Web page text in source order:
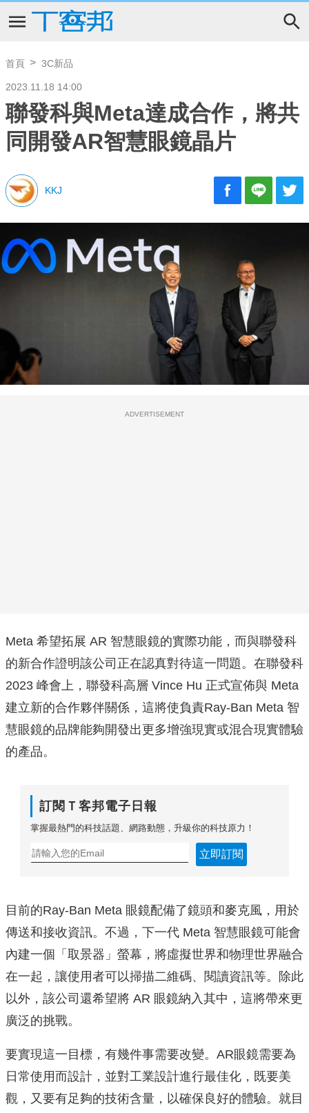
首頁 3C新品
2023.11.18 14:00
聯發科與Meta達成合作，將共
同開發AR智慧眼鏡晶片
KKJ
ADVERTISEMENT
Meta 希望拓展 AR 智慧眼鏡的實際功能，而與聯發科
的新合作證明該公司正在認真對待這一問題。在聯發科
2023 峰會上，聯發科高層 Vince Hu 正式宣佈與 Meta
建立新的合作夥伴關係，這將使負責Ray-Ban Meta 智
慧眼鏡的品牌能夠開發出更多增強現實或混合現實體驗
的產品。
訂閱Ｔ客邦電子日報
掌握最熱門的科技話題、網路動態，升級你的科技原力！
立即訂閱
目前的Ray-Ban Meta 眼鏡配備了鏡頭和麥克風，用於
傳送和接收資訊。不過，下一代 Meta 智慧眼鏡可能會
內建一個「取景器」螢幕，將虛擬世界和物理世界融合
在一起，讓使用者可以掃描二維碼、閱讀資訊等。除此
以外，該公司還希望將 AR 眼鏡納入其中，這將帶來更
廣泛的挑戰。
要實現這一目標，有幾件事需要改變。AR眼鏡需要為
日常使用而設計，並對工業設計進行最佳化，既要美
觀，又要有足夠的技術含量，以確保良好的體驗。就目